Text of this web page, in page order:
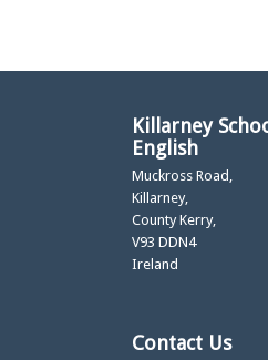
Killarney
English
Muckross Road,
Killarney,
County Kerry,
V93 DDN4
Ireland
Contact Us